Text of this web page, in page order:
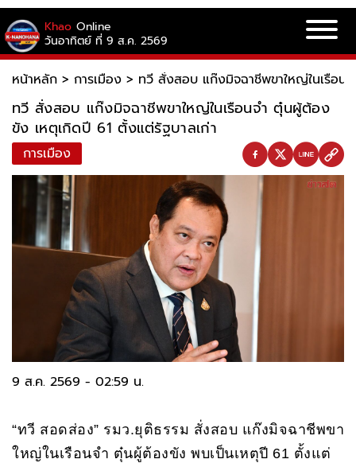
Khao Online
วันอาทิตย์ ที่ 9 ส.ค. 2569
หน้าหลัก > การเมือง > ทวี สั่งสอบ แก๊งมิจฉาชีพขาใหญ่ในเรือน
ทวี สั่งสอบ แก๊งมิจฉาชีพขาใหญ่ในเรือนจำ ตุ๋นผู้ต้อง
ขัง เหตุเกิดปี 61 ตั้งแต่รัฐบาลเก่า
การเมือง
9 ส.ค. 2569 - 02:59 น.
“ทวี สอดส่อง” รมว.ยุติธรรม สั่งสอบ แก๊งมิจฉาชีพขา
ใหญ่ในเรือนจำ ตุ๋นผู้ต้องขัง พบเป็นเหตุปี 61 ตั้งแต่